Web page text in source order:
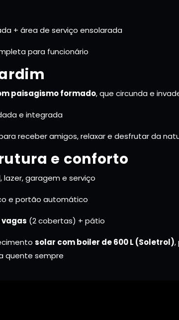
+ área de serviço ensolarada
para funcionário
paisagismo formado, que circunda e
e integrada
receber amigos, relaxar e desfrutar da
e conforto
lazer, garagem e serviço
e portão automático
vagas (2 cobertas) + pátio
solar com boiler de 600 L (Soletrol),
quente sempre